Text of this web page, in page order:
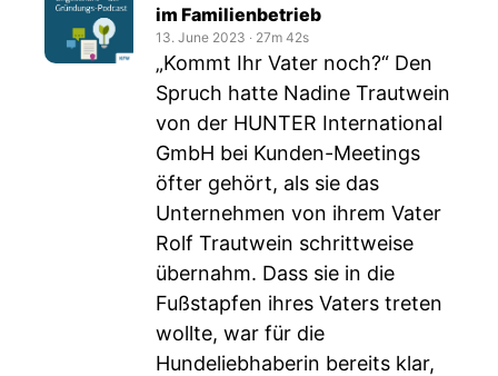
im Familienbetrieb
13. June 2023 ‧ 27m 42s
„Kommt Ihr Vater noch?“ Den
Spruch hatte Nadine Trautwein
von der HUNTER International
GmbH bei Kunden-Meetings
öfter gehört, als sie das
Unternehmen von ihrem Vater
Rolf Trautwein schrittweise
übernahm. Dass sie in die
Fußstapfen ihres Vaters treten
wollte, war für die
Hundeliebhaberin bereits klar,